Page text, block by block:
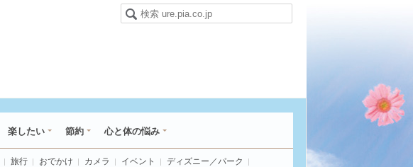
楽したい 節約 心と体の悩み
旅行 おでかけ カメラ イベント
ディズニー／パーク